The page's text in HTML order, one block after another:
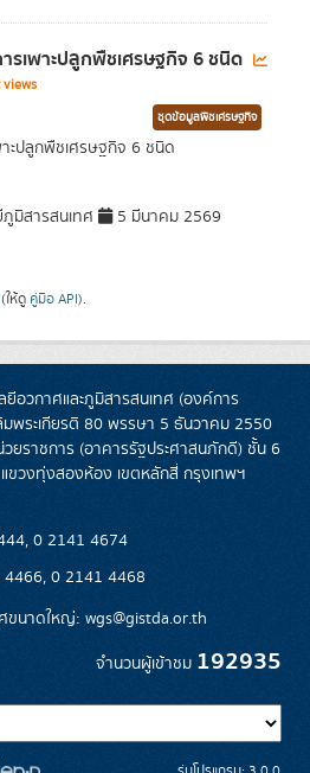
รเพาะปลูกพืชเศรษฐกิจ 6 ชนิด
ชุดข้อมูลพืชเศรษฐกิจ
ะปลูกพืชเศรษฐกิจ 6 ชนิด
มิสารสนเทศ 5 มีนาคม 2569
(ให้ดู คู่มือ API).
อวกาศและภูมิสารสนเทศ (องค์การ
พระเกียรติ 80 พรรษา 5 ธันวาคม 2550
ยราชการ (อาคารรัฐประศาสนภักดี) ชั้น 6
ขวงทุ่งสองห้อง เขตหลักสี่ กรุงเทพฯ
0 2141 4674
0 2141 4468
ขนาดใหญ่: wgs@gistda.or.th
จำนวนผู้เข้าชม 192935